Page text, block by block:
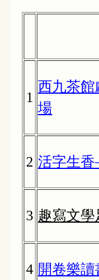
1
西九茶
場
2 活字生
3 趣寫文
4 開卷樂讀